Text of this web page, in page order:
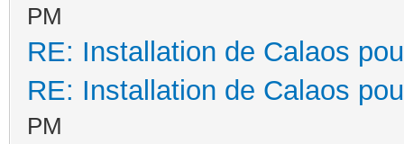
PM
RE: Installation de Calaos
RE: Installation de Calaos
PM